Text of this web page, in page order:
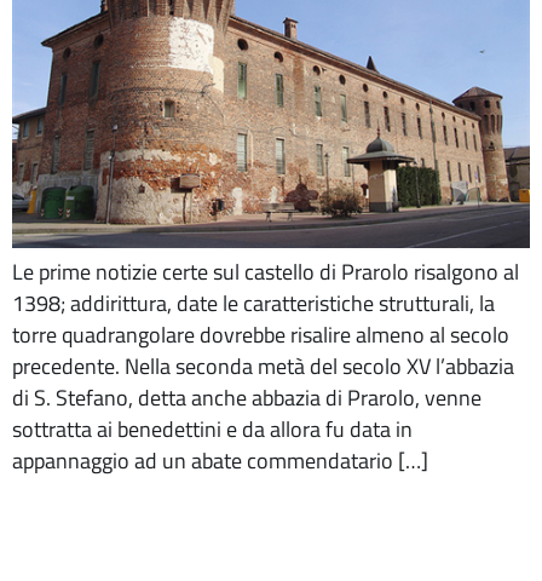
Le prime notizie certe sul castello di Prarolo risalgono al
1398; addirittura, date le caratteristiche strutturali, la
torre quadrangolare dovrebbe risalire almeno al secolo
precedente. Nella seconda metà del secolo XV l’abbazia
di S. Stefano, detta anche abbazia di Prarolo, venne
sottratta ai benedettini e da allora fu data in
appannaggio ad un abate commendatario […]